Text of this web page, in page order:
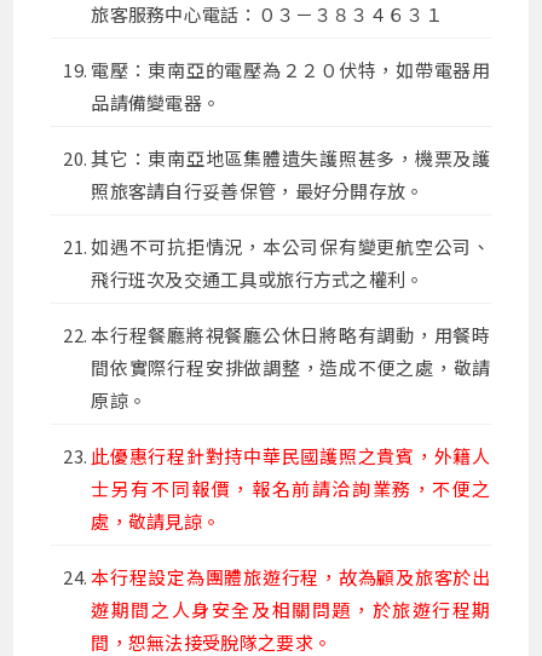
旅客服務中心電話：０３－３８３４６３１
電壓：東南亞的電壓為２２０伏特，如帶電器用
品請備變電器。
其它：東南亞地區集體遺失護照甚多，機票及護
照旅客請自行妥善保管，最好分開存放。
如遇不可抗拒情況，本公司保有變更航空公司、
飛行班次及交通工具或旅行方式之權利。
本行程餐廳將視餐廳公休日將略有調動，用餐時
間依實際行程安排做調整，造成不便之處，敬請
原諒。
此優惠行程針對持中華民國護照之貴賓，外籍人
士另有不同報價，報名前請洽詢業務，不便之
處，敬請見諒。
本行程設定為團體旅遊行程，故為顧及旅客於出
遊期間之人身安全及相關問題，於旅遊行程期
間，恕無法接受脫隊之要求。